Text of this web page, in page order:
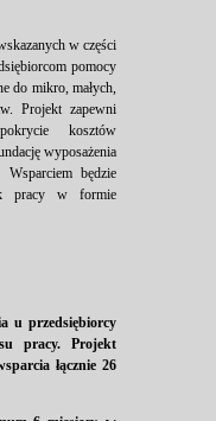
w części
pomocy
do mikro, małych,
Projekt zapewni
kosztów
wyposażenia
będzie
pracy w formie
u przedsiębiorcy
pracy. Projekt
łącznie 26